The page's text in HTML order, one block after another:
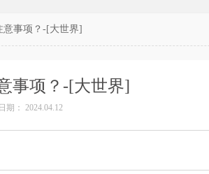
意事项？-[大世界]
事项？-[大世界]
期： 2024.04.12